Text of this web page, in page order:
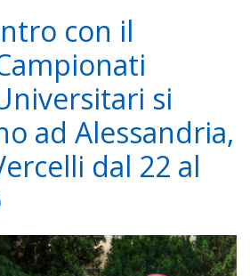
con il
si
ad Alessandria,
dal 22 al